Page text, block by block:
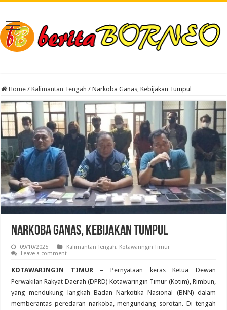
Home / Kalimantan Tengah / Narkoba Ganas, Kebijakan Tumpul
Narkoba Ganas, Kebijakan Tumpul
09/10/2025 Kalimantan Tengah, Kotawaringin Timur
Leave a comment
KOTAWARINGIN TIMUR – Pernyataan keras Ketua Dewan
Perwakilan Rakyat Daerah (DPRD) Kotawaringin Timur (Kotim), Rimbun,
yang mendukung langkah Badan Narkotika Nasional (BNN) dalam
memberantas peredaran narkoba, mengundang sorotan. Di tengah